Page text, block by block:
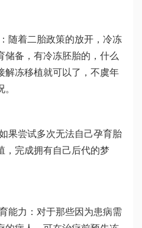
随着二胎政策的放开，冷冻
储备，有冷冻胚胎的，什么
解冻移植就可以了，不虞年
果尝试多次无法自己孕育胎
，完成拥有自己后代的梦
能力：对于那些因为患病需